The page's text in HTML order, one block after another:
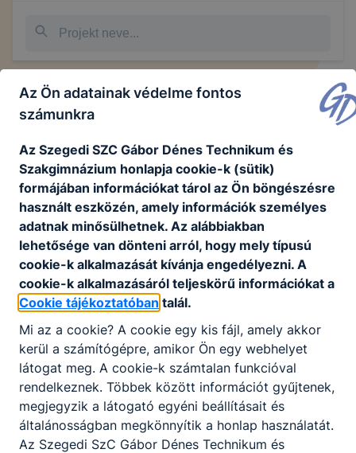
Széchenyi 2020 projektek
További projektjeink
Nincs találat
Az Ön adatainak védelme fontos
számunkra
Az Szegedi SZC Gábor Dénes Technikum és
Szakgimnázium honlapja cookie-k (sütik)
formájában információkat tárol az Ön böngészésre
használt eszközén, amely információk személyes
adatnak minősülhetnek. Az alábbiakban
lehetősége van dönteni arról, hogy mely típusú
cookie-k alkalmazását kívánja engedélyezni. A
cookie-k alkalmazásáról teljeskörű információkat a
Cookie tájékoztatóban talál.
Mi az a cookie? A cookie egy kis fájl, amely akkor
kerül a számítógépre, amikor Ön egy webhelyet
látogat meg. A cookie-k számtalan funkcióval
rendelkeznek. Többek között információt gyűjtenek,
megjegyzik a látogató egyéni beállításait és
általánosságban megkönnyítik a honlap használatát.
Az Szegedi SzC Gábor Dénes Technikum és